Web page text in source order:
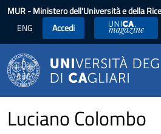
Salta al contenuto principale
MUR- Ministero dell'Università e della
ENG
Accedi UniCA News
Luciano Colombo